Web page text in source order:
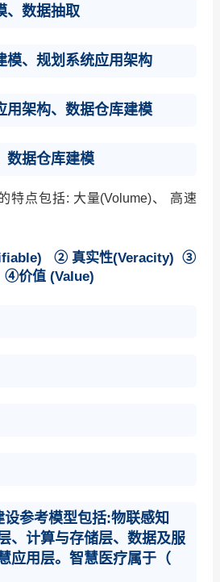
、数据抽取
模、规划系统应用架构
用架构、数据仓库建模
数据仓库建模
特点包括: 大量(Volume)、 高速
② 真实性(Veracity) ③
④价值 (VaIue)
参考模型包括:物联感知
、计算与存储层、数据及服
应用层。智慧医疗属于（